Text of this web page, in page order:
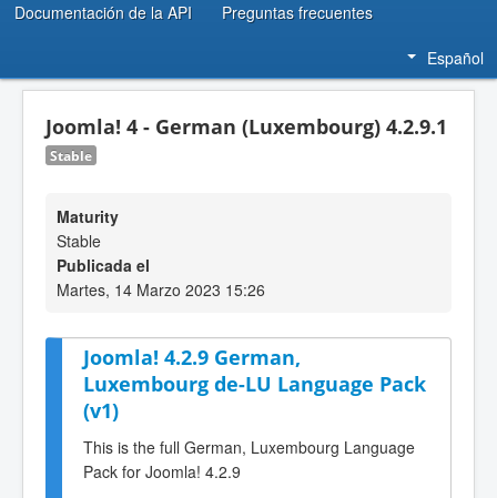
Documentación de la API Preguntas frecuentes
Español
Joomla! 4 - German (Luxembourg) 4.2.9.1
Stable
Maturity
Stable
Publicada el
Martes, 14 Marzo 2023 15:26
Joomla! 4.2.9 German,
Luxembourg de-LU Language Pack
(v1)
This is the full German, Luxembourg Language
Pack for Joomla! 4.2.9